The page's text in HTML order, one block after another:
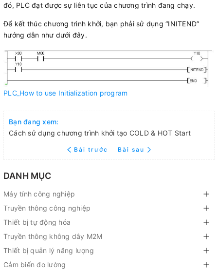
đó, PLC đạt được sự liên tục của chương trình đang chạy.
Để kết thúc chương trình khởi, bạn phải sử dụng “INITEND”
hướng dẫn như dưới đây.
PLC_How to use Initialization program
Bạn đang xem:
Cách sử dụng chương trình khởi tạo COLD & HOT Start
Bài trước Bài sau
DANH MỤC
Máy tính công nghiệp
Truyền thông công nghiệp
Thiết bị tự động hóa
Truyền thông không dây M2M
Thiết bị quản lý năng lượng
Cảm biến đo lường